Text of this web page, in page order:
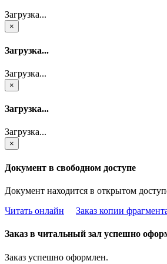
Загрузка...
×
Загрузка...
Загрузка...
×
Загрузка...
Загрузка...
×
Документ в свободном доступе
Документ находится в открытом
Читать онлайн
Заказ копии
Заказ в читальный зал успешно
Заказ успешно оформлен.